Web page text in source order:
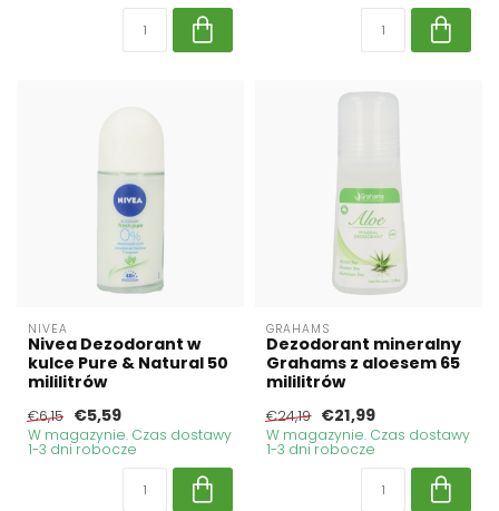
NIVEA
Nivea Dezodorant w
kulce Pure & Natural 50
mililitrów
€6,15 €5,59
W magazynie. Czas dostawy
1-3 dni robocze
GRAHAMS
Dezodorant mineralny
Grahams z aloesem 65
mililitrów
€24,19 €21,99
W magazynie. Czas dostawy
1-3 dni robocze